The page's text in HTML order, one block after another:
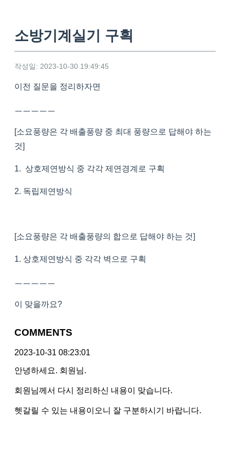
소방기계실기 구획
작성일: 2023-10-30 19:49:45
이전 질문을 정리하자면
ㅡㅡㅡㅡㅡ
[소요풍량은 각 배출풍량 중 최대 풍량으로 답해야 하는
것]
1. 상호제연방식 중 각각 제연경계로 구획
2. 독립제연방식
[소요풍량은 각 배출풍량의 합으로 답해야 하는 것]
1. 상호제연방식 중 각각 벽으로 구획
ㅡㅡㅡㅡㅡ
이 맞을까요?
COMMENTS
2023-10-31 08:23:01
안녕하세요. 회원님.
회원님께서 다시 정리하신 내용이 맞습니다.
헷갈릴 수 있는 내용이오니 잘 구분하시기 바랍니다.